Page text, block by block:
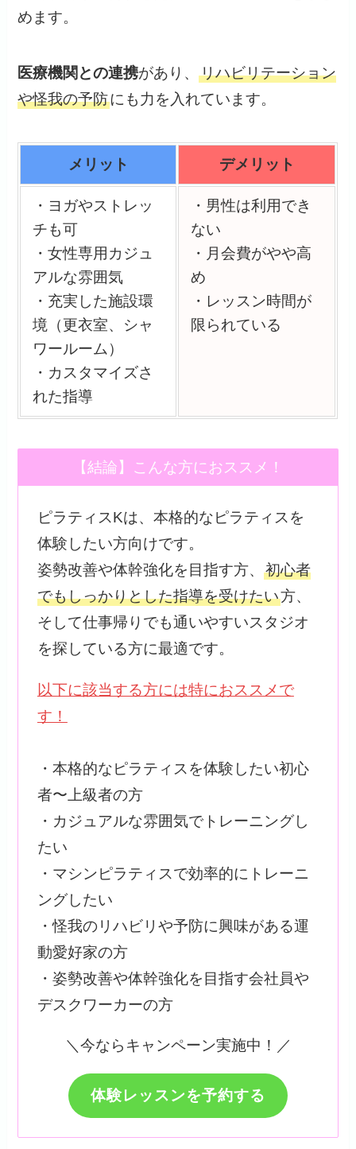
めます。
医療機関との連携があり、リハビリテーション
や怪我の予防にも力を入れています。
メリット デメリット
・ヨガやストレッ
チも可
・女性専用カジュ
アルな雰囲気
・充実した施設環
境（更衣室、シャ
ワールーム）
・カスタマイズさ
れた指導
・男性は利用でき
ない
・月会費がやや高
め
・レッスン時間が
限られている
【結論】こんな方におススメ！
ピラティスKは、本格的なピラティスを
体験したい方向けです。
姿勢改善や体幹強化を目指す方、 初心者
でもしっかりとした指導を受けたい方、
そして仕事帰りでも通いやすいスタジオ
を探している方に最適です。
以下に該当する方には特におススメで
す！
・本格的なピラティスを体験したい初心
者〜上級者の方
・カジュアルな雰囲気でトレーニングし
たい
・マシンピラティスで効率的にトレーニ
ングしたい
・怪我のリハビリや予防に興味がある運
動愛好家の方
・姿勢改善や体幹強化を目指す会社員や
デスクワーカーの方
＼今ならキャンペーン実施中！／
体験レッスンを予約する